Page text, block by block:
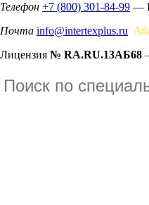
Телефон +7 (800) 301-84-99 —
Почта info@intertexplus.ru
Лицензия № RA.RU.13АБ68